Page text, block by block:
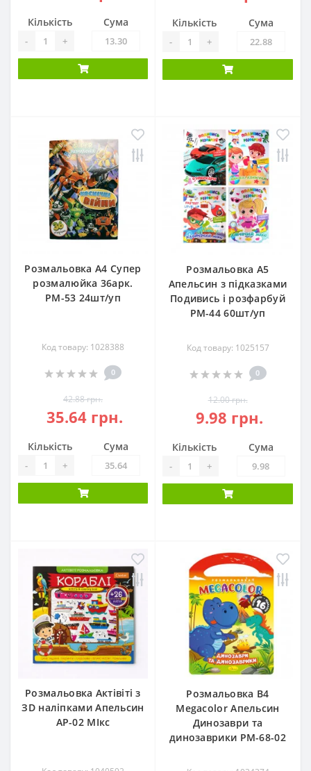
Кількість
- +
Сума Кількість
- +
Сума
Розмальовка А4 Супер
розмалюйка 36арк.
РМ-53 24шт/уп
Код товару: 1028388
0
42.88 грн.
35.64 грн.
Кількість
- +
Сума
Розмальовка А5
Апельсин з підказками
Подивись і розфарбуй
РМ-44 60шт/уп
Код товару: 1025157
0
12.00 грн.
9.98 грн.
Кількість
- +
Сума
Розмальовка Актівіті з
ЗD наліпками Апельсин
АР-02 МІкс
Розмальовка В4
Megacolor Апельсин
Динозаври та
динозаврики РМ-68-02